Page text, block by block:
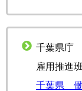
千葉県庁
雇用推進班
千葉県 働